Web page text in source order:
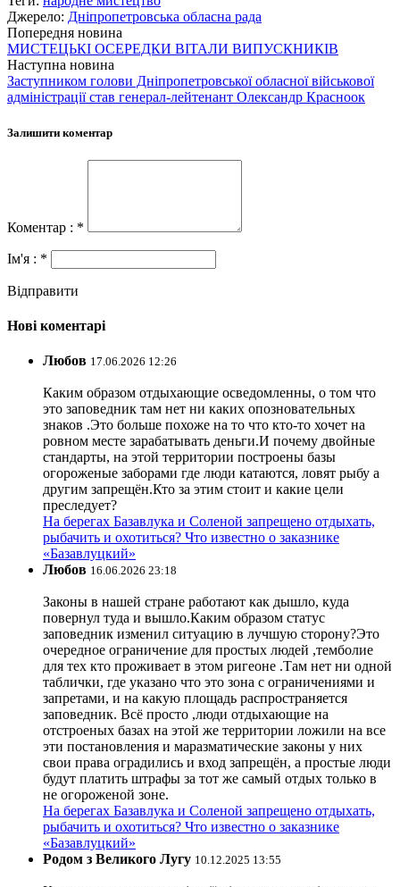
Джерело: Дніпропетровська обласна рада
Попередня новина
МИСТЕЦЬКІ ОСЕРЕДКИ ВІТАЛИ ВИПУСКНИКІВ
Наступна новина
Заступником голови Дніпропетровської обласної військової
адміністрації став генерал-лейтенант Олександр Красноок
Залишити коментар
Коментар : *
Ім'я : *
Відправити
Нові коментарі
Любов 17.06.2026 12:26
Каким образом отдыхающие осведомленны, о том что
это заповедник там нет ни каких опозновательных
знаков .Это больше похоже на то что кто-то хочет на
ровном месте зарабатывать деньги.И почему двойные
стандарты, на этой территории построены базы
огороженые заборами где люди катаются, ловят рыбу а
другим запрещён.Кто за этим стоит и какие цели
преследует?
На берегах Базавлука и Соленой запрещено отдыхать,
рыбачить и охотиться? Что известно о заказнике
«Базавлуцкий»
Любов 16.06.2026 23:18
Законы в нашей стране работают как дышло, куда
повернул туда и вышло.Каким образом статус
заповедник изменил ситуацию в лучшую сторону?Это
очередное ограничение для простых людей ,темболие
для тех кто проживает в этом ригеоне .Там нет ни одной
таблички, где указано что это зона с ограничениями и
запретами, и на какую площадь распространяется
заповедник. Всё просто ,люди отдыхающие на
отстроеных базах на этой же территории ложили на все
эти постановления и маразматические законы у них
свои права оградились и вход запрещён, а простые люди
будут платить штрафы за тот же самый отдых только в
не огороженой зоне.
На берегах Базавлука и Соленой запрещено отдыхать,
рыбачить и охотиться? Что известно о заказнике
«Базавлуцкий»
Родом з Великого Лугу 10.12.2025 13:55